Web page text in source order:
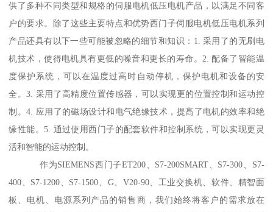
供了多种不同类型和规格的伺服电机低压电机产品，以满足不同客
户的要求。除了这些主要特点和优势西门子伺服电机低压电机系列
产品还具有以下一些可能被忽略的细节和知识：1. 采用了的无刷电
机技术，使得电机具有更低的噪音和更长的寿命。2. 配备了智能温
度保护系统，可以在温度过高时自动停机，保护电机和设备的安
全。3. 采用了高精度位置传感器，可以实现更的位置控制和运动控
制。4. 应用了的磁场设计和电气绝缘技术，提髙了电机的效率和绝
缘性能。5. 通过使用西门子的配套软件和控制系统，可以实现更灵
活和智能的运动控制。
作为SIEMENS西门子ET200、S7-200SMART、S7-300、S7-
400、S7-1200、S7-1500、G、V20-90、工业交换机、软件、精智面
板、电机、电源系列产品的销售商，我们始终将客户的需求放在